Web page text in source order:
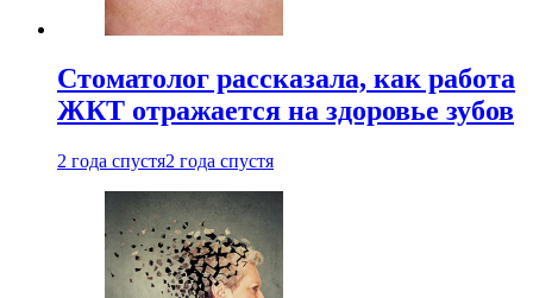
Стоматолог рассказала, как работа
ЖКТ отражается на здоровье зубов
2 года спустя2 года спустя